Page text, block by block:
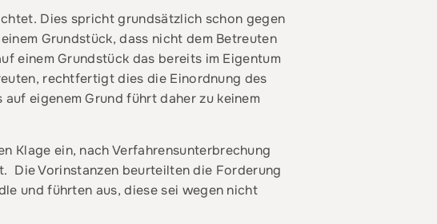
Dies spricht grundsätzlich schon gegen
Grundstück, dass nicht dem Betreuten
einem Grundstück das bereits im Eigentum
rechtfertigt dies die Einordnung des
eigenem Grund führt daher zu keinem
Klage ein, nach Verfahrensunterbrechung
Die Vorinstanzen beurteilten die Forderung
und führten aus, diese sei wegen nicht